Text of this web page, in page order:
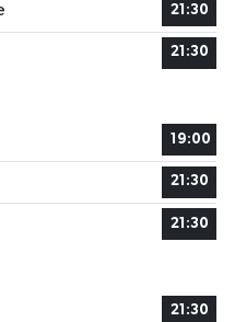
21:30
21:30
19:00
21:30
21:30
21:30